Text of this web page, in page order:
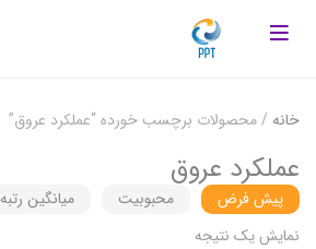
خانه / محصولات برچسب خورده “عملکرد عروق”
عملکرد عروق
پیش فرض محبوبیت میانگین رتبه
نمایش یک نتیجه